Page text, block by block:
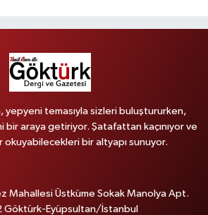
temasıyla sizleri buluştururken,
bir araya getiriyor. Şatafattan kaçınıyor ve
okuyabilecekleri bir altyapı sunuyor.
Mahallesi Üstküme Sokak Manolya Apt.
Göktürk-Eyüpsultan/İstanbul